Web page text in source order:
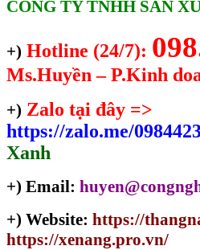
CÔNG TY TNHH SẢN
+) Hotline (24/7):
Ms.Huyền – P.Kinh
+) Zalo tại đây =>
https://zalo.me/
Xanh
+) Email:
+) Website: https://
https://xenang.pro.vn/